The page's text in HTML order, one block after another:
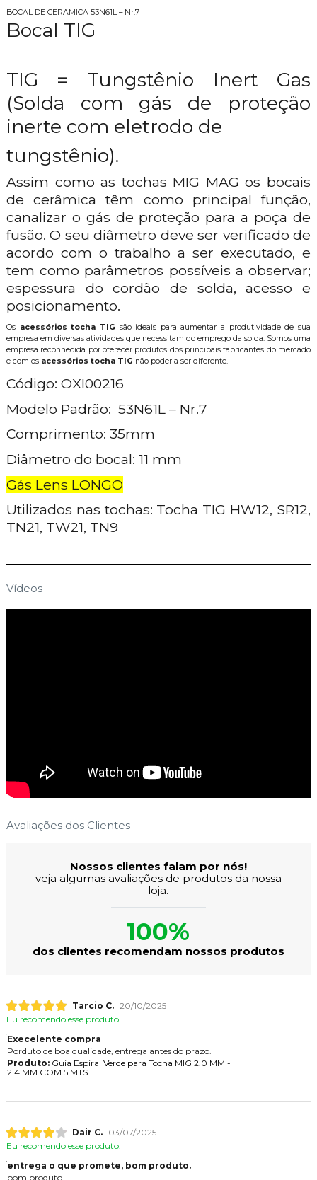
BOCAL DE CERAMICA 53N61L – Nr.7
Bocal TIG
TIG = Tungstênio Inert Gas
(Solda com gás de proteção
inerte com eletrodo de
tungstênio).
Assim como as tochas MIG MAG os bocais
de cerâmica têm como principal função,
canalizar o gás de proteção para a poça de
fusão. O seu diâmetro deve ser verificado de
acordo com o trabalho a ser executado, e
tem como parâmetros possíveis a observar;
espessura do cordão de solda, acesso e
posicionamento.
Os acessórios tocha TIG são ideais para aumentar a produtividade de sua
empresa em diversas atividades que necessitam do emprego da solda. Somos uma
empresa reconhecida por oferecer produtos dos principais fabricantes do mercado
e com os acessórios tocha TIG não poderia ser diferente.
Código: OXI00216
Modelo Padrão: 53N61L – Nr.7
Comprimento: 35mm
Diâmetro do bocal: 11 mm
Gás Lens LONGO
Utilizados nas tochas: Tocha TIG HW12, SR12,
TN21, TW21, TN9
Vídeos
Avaliações dos Clientes
Nossos clientes falam por nós!
veja algumas avaliações de produtos da nossa
loja.
100%
dos clientes recomendam nossos produtos
Tarcio C. 20/10/2025
Eu recomendo esse produto.
Execelente compra
Porduto de boa qualidade, entrega antes do prazo.
Produto:Guia Espiral Verde para Tocha MIG 2.0 MM -
2.4 MM COM 5 MTS
Dair C.
03/07/2025
Eu recomendo esse produto.
entrega o que promete, bom produto.
bom produto